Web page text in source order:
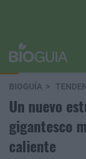
BIOGUÍA
Un nuevo
gigantesco
caliente